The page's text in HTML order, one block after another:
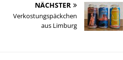
NÄCHSTER
Verkostungspäckchen
aus Limburg